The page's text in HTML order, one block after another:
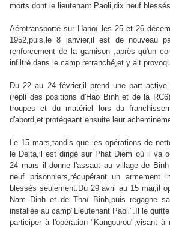
morts dont le lieutenant Paoli,dix neuf
Aérotransporté sur Hanoï les 25 et 26
1952,puis,le 8 janvier,il est de nouveau
renforcement de la garnison ,après qu'un
infiltré dans le camp retranché,et y ait
Du 22 au 24 février,il prend une part
(repli des positions d'Hao Binh et de la
troupes et du matériel lors du
d'abord,et protégeant ensuite leur
Le 15 mars,tandis que les opérations de
le Delta,il est dirigé sur Phat Diem où il va
24 mars il donne l'assaut au village de
neuf prisonniers,récupérant un armement
blessés seulement.Du 29 avril au 15 mai,il
Nam Dinh et de Thaï Binh,puis regagne
installée au camp"Lieutenant Paoli".Il le
participer à l'opération "Kangourou",visant